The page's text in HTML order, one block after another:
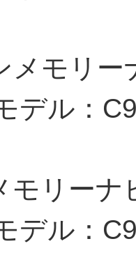
メモリ
ル：
モリー
ル：